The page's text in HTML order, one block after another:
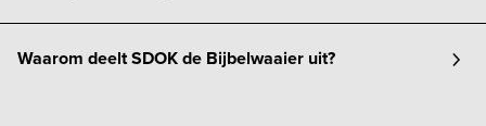
Waarom deelt SDOK de Bijbelwaaier uit?